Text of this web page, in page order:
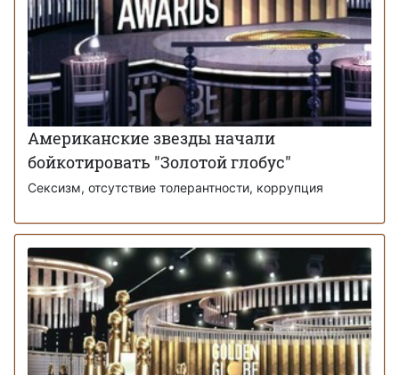
Американские звезды начали
бойкотировать "Золотой глобус"
Сексизм, отсутствие толерантности, коррупция